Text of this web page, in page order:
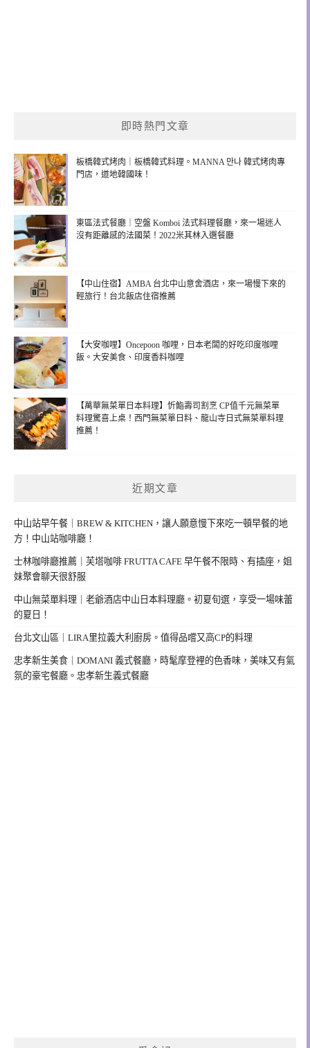
即時熱門文章
板橋韓式烤肉｜板橋韓式料理。MANNA 만나 韓式烤肉專
門店，道地韓國味！
東區法式餐廳｜空盤 Komboi 法式料理餐廳，來一場迷人
沒有距離感的法國菜！2022米其林入選餐廳
【中山住宿】AMBA 台北中山意舍酒店，來一場慢下來的
輕旅行！台北飯店住宿推薦
【大安咖哩】Oncepoon 咖哩，日本老闆的好吃印度咖哩
飯。大安美食、印度香料咖哩
【萬華無菜單日本料理】忻鮨壽司割烹 CP值千元無菜單
料理驚喜上桌！西門無菜單日料、龍山寺日式無菜單料理
推薦！
近期文章
中山站早午餐｜BREW & KITCHEN，讓人願意慢下來吃一頓早餐的地
方！中山站咖啡廳！
士林咖啡廳推薦｜芙塔咖啡 FRUTTA CAFE 早午餐不限時、有插座，姐
妹聚會聊天很舒服
中山無菜單料理｜老爺酒店中山日本料理廳。初夏旬選，享受一場味蕾
的夏日！
台北文山區｜LIRA里拉義大利廚房。值得品嚐又高CP的料理
忠孝新生美食｜DOMANI 義式餐廳，時髦摩登裡的色香味，美味又有氣
氛的豪宅餐廳。忠孝新生義式餐廳